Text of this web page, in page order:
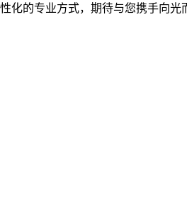
的专业方式，期待与您携手向光